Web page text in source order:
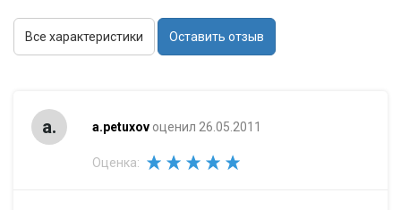
Стекло
Габариты (ШхВхТ)
Точность хода
Отображение даты
Дополнительные
будильник (количество
Все характеристики Оставить отзыв
a. a.petuxov оценил 26.05.2011
Оценка: